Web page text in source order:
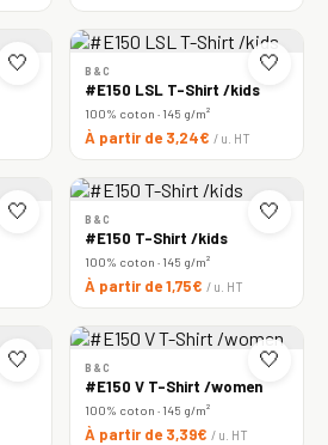
🤍 🤍
B&C
#E150 LSL T-Shirt /kids
100% coton · 145 g/m²
À partir de 3,24€ / u. HT
🤍 🤍
B&C
#E150 T-Shirt /kids
100% coton · 145 g/m²
À partir de 1,75€ / u. HT
🤍 🤍
B&C
#E150 V T-Shirt /women
100% coton · 145 g/m²
À partir de 3,39€ / u. HT